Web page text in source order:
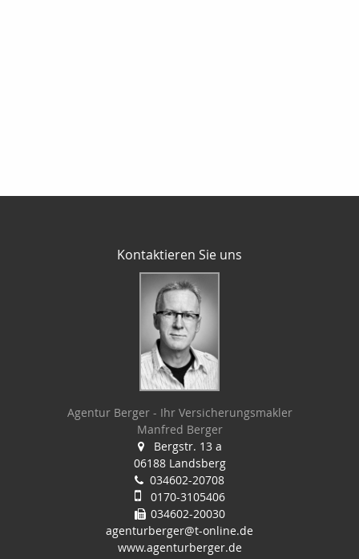
Kontaktieren Sie uns
Agentur Berger - Ihr Versicherungsmakler
Manfred Berger
Bergstr. 13 a
06188 Landsberg
034602-20708
0170-3105406
034602-20030
agenturberger@t-online.de
www.agenturberger.de